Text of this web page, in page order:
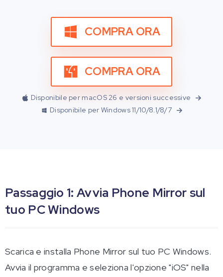
COMPRA ORA
COMPRA ORA
Disponibile per macOS 26 e versioni successive
Disponibile per Windows 11/10/8.1/8/7
Passaggio 1: Avvia Phone Mirror sul
tuo PC Windows
Scarica e installa Phone Mirror sul tuo PC Windows.
Avvia il programma e seleziona l'opzione "iOS" nella